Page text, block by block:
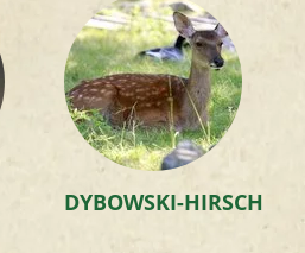
DYBOWSKI-HIRSCH